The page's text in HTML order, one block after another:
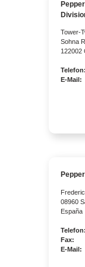
Tower-
Sohna
122002
Telefon:
E-Mail:
08960
España
Telefon:
Fax:
E-Mail: